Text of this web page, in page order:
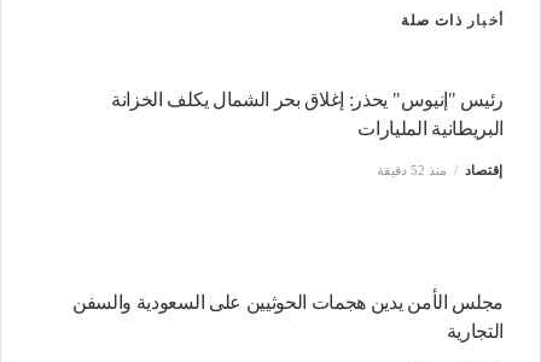
أخبار ذات صلة
رئيس "إنيوس" يحذر: إغلاق بحر الشمال يكلف الخزانة
البريطانية المليارات